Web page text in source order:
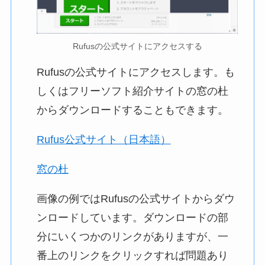
Rufusの公式サイトにアクセスする
Rufusの公式サイトにアクセスします。も
しくはフリーソフト紹介サイトの窓の杜
からダウンロードすることもできます。
Rufus公式サイト（日本語）
窓の杜
画像の例ではRufusの公式サイトからダウ
ンロードしています。ダウンロードの部
分にいくつかのリンクがありますが、一
番上のリンクをクリックすれば問題あり